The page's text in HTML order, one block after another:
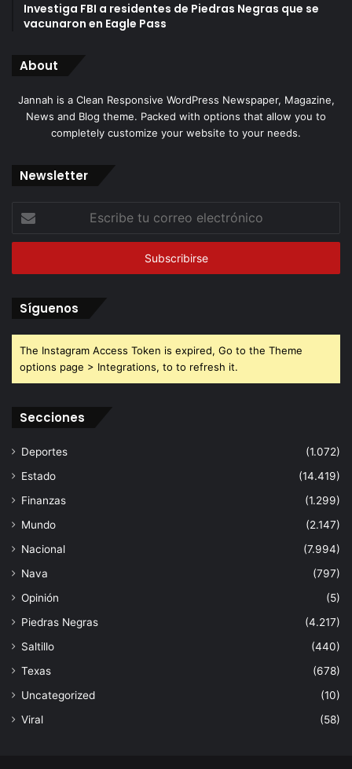
Investiga FBI a residentes de Piedras Negras que se
vacunaron en Eagle Pass
About
Jannah is a Clean Responsive WordPress Newspaper, Magazine,
News and Blog theme. Packed with options that allow you to
completely customize your website to your needs.
Newsletter
correo
Síguenos
The Instagram Access Token is expired, Go to the Theme
options page > Integrations, to to refresh it.
Secciones
Deportes
(1.072)
Estado
(14.419)
Finanzas
(1.299)
Mundo
(2.147)
Nacional
(7.994)
Nava
(797)
Opinión
(5)
Piedras Negras
(4.217)
Saltillo
(440)
Texas
(678)
Uncategorized
(10)
Viral
(58)